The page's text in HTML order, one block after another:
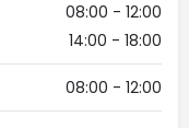
08:00 - 12:00
14:00 - 18:00
08:00 - 12:00